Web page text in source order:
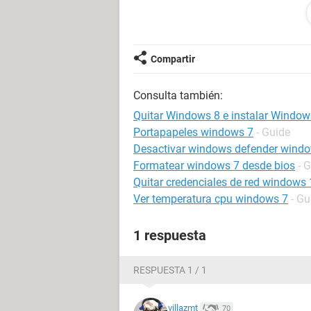
boot", pero eso no hace ningun
pero me dice que un peo pa mi.
se me suelen dar bien solucionar
tema me pone de los nervios.
Tengo un ASUS F551MA.
Gracias !
Compartir
Consulta también:
Quitar Windows 8 e instalar
Portapapeles windows 7 - Guide
Desactivar windows defender
Formatear windows 7 desde bios -
Quitar credenciales de red windows
Ver temperatura cpu windows 7 -
1 respuesta
RESPUESTA 1 / 1
villazmt 70